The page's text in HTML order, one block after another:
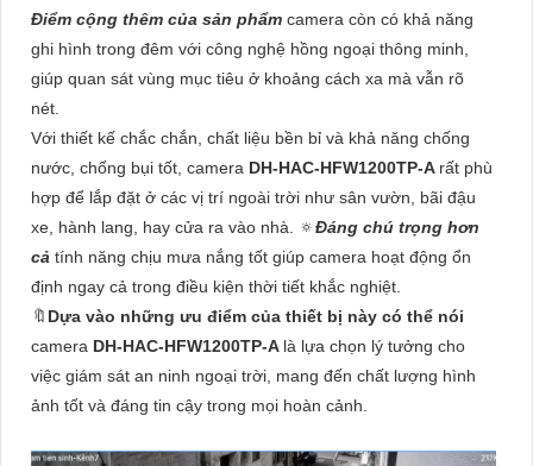
Điểm cộng thêm của sản phẩm camera còn có khả năng
ghi hình trong đêm với công nghệ hồng ngoại thông minh,
giúp quan sát vùng mục tiêu ở khoảng cách xa mà vẫn rõ
nét.
Với thiết kế chắc chắn, chất liệu bền bỉ và khả năng chống
nước, chống bụi tốt, camera DH-HAC-HFW1200TP-A rất phù
hợp để lắp đặt ở các vị trí ngoài trời như sân vườn, bãi đậu
xe, hành lang, hay cửa ra vào nhà. 🔅Đáng chú trọng hơn
cả tính năng chịu mưa nắng tốt giúp camera hoạt động ổn
định ngay cả trong điều kiện thời tiết khắc nghiệt.
🔖 Dựa vào những ưu điểm của thiết bị này có thể nói
camera DH-HAC-HFW1200TP-A là lựa chọn lý tưởng cho
việc giám sát an ninh ngoại trời, mang đến chất lượng hình
ảnh tốt và đáng tin cậy trong mọi hoàn cảnh.